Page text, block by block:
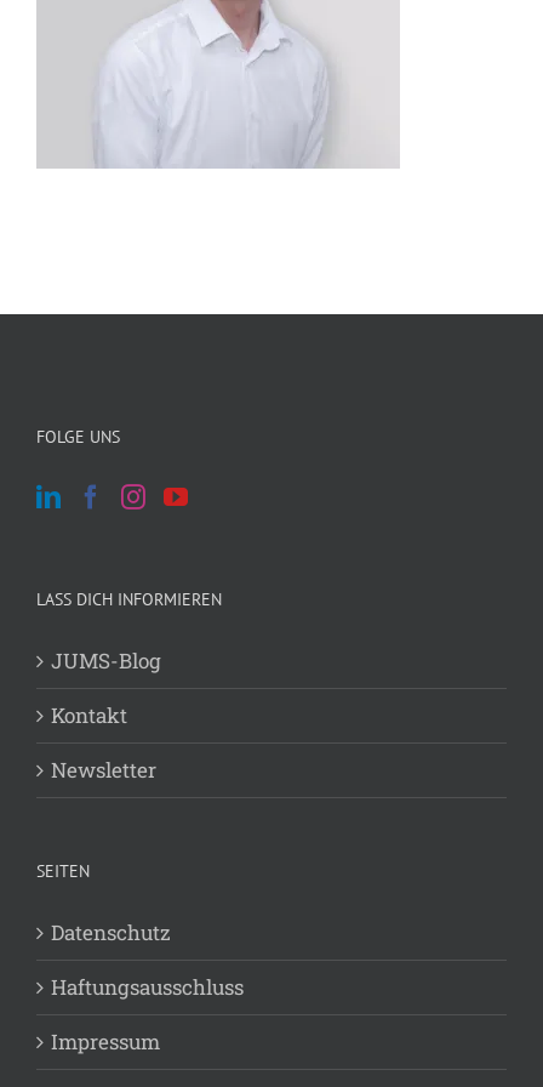
FOLGE UNS
LASS DICH INFORMIEREN
JUMS-Blog
Kontakt
Newsletter
SEITEN
Datenschutz
Haftungsausschluss
Impressum